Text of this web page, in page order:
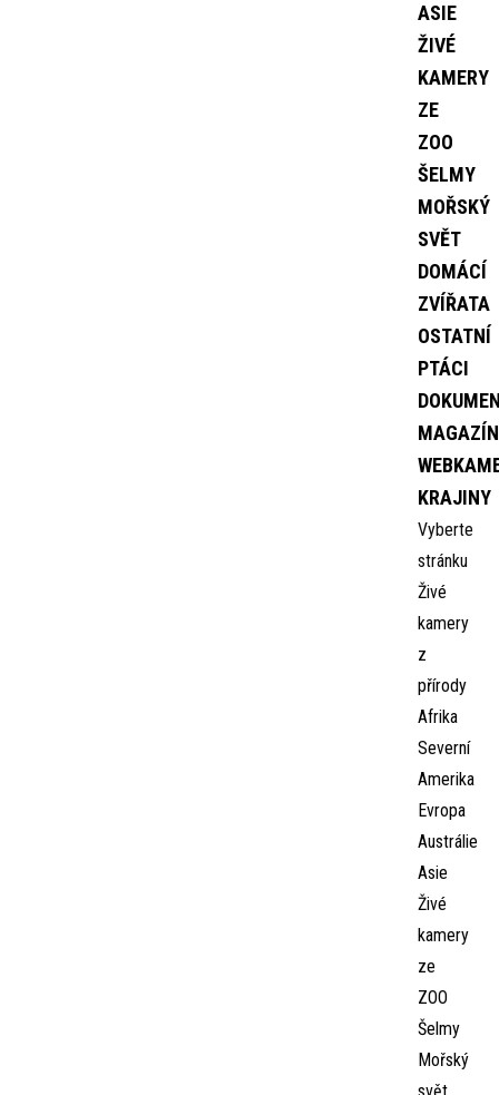
ASIE
ŽIVÉ
KAMERY
ZE
ZOO
ŠELMY
MOŘSKÝ
SVĚT
DOMÁCÍ
ZVÍŘATA
OSTATNÍ
PTÁCI
MAGAZÍN
KRAJINY
Vyberte
stránku
Živé
kamery
z
přírody
Afrika
Severní
Amerika
Evropa
Austrálie
Asie
Živé
kamery
ze
ZOO
Šelmy
Mořský